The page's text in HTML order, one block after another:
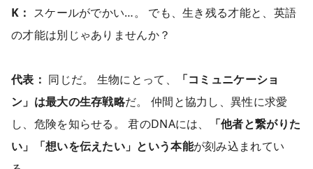
K： スケールがでかい…。 でも、生き残る才能と、英語
の才能は別じゃありませんか？
代表： 同じだ。 生物にとって、
「コミュニケーショ
ン」は最大の生存戦略だ。 仲間と協力し、異性に求愛
し、危険を知らせる。 君のDNAには、
「他者と繋がりた
い」「想いを伝えたい」という本能が刻み込まれてい